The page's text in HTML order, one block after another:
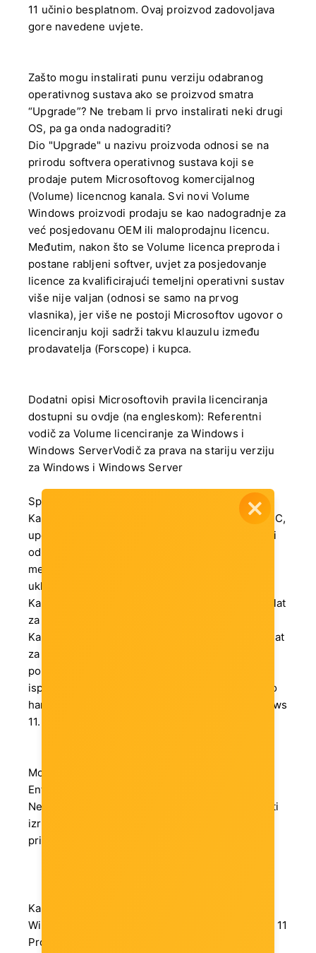
11 učinio besplatnom. Ovaj proizvod zadovoljava
gore navedene uvjete.
Zašto mogu instalirati punu verziju odabranog
operativnog sustava ako se proizvod smatra
“Upgrade”? Ne trebam li prvo instalirati neki drugi
OS, pa ga onda nadograditi?
Dio "Upgrade" u nazivu proizvoda odnosi se na
prirodu softvera operativnog sustava koji se
prodaje putem Microsoftovog komercijalnog
(Volume) licencnog kanala. Svi novi Volume
Windows proizvodi prodaju se kao nadogradnje za
već posjedovanu OEM ili maloprodajnu licencu.
Međutim, nakon što se Volume licenca preproda i
postane rabljeni softver, uvjet za posjedovanje
licence za kvalificirajući temeljni operativni sustav
više nije valjan (odnosi se samo na prvog
vlasnika), jer više ne postoji Microsoftov ugovor o
licenciranju koji sadrži takvu klauzulu između
prodavatelja (Forscope) i kupca.
Dodatni opisi Microsoftovih pravila licenciranja
dostupni su ovdje (na engleskom): Referentni
vodič za Volume licenciranje za Windows i
Windows ServerVodič za prava na stariju verziju
za Windows i Windows Server
Specifičnosti instalacije
Kako biste instalirali Windows 10 Enterprise LTSC,
upotrijebite instalacijske datoteke koje ste dobili
od naše tvrtke prilikom kupnje. Alat za stvaranje
medija možda neće raditi s ključem proizvoda
uključenim u ovu vrstu licence.
Kako biste instalirali Windows 10 Pro, koristite alat
za stvaranje medija za Windows 10.
Kako biste instalirali Windows 11 Pro, koristite alat
za stvaranje medija za Windows 11. Prije nego
pokušate instalirati Windows 11, provjerite
ispunjava li Vaše računalo ili prijenosno računalo
hardverske zahtjeve za operativni sustav Windows
11.
Moram li prvo instalirati Windows 10 Pro ili
Enterprise za nadogradnju na Windows 11 Pro?
Ne, Windows 11 Pro može se instalirati i aktivirati
izravno, bez prethodnog sustava na računalu ili
prijenosnom računalu.
Karakteristike
Windows 10 ProWindows 10 EnterpriseWindows 11
Pro